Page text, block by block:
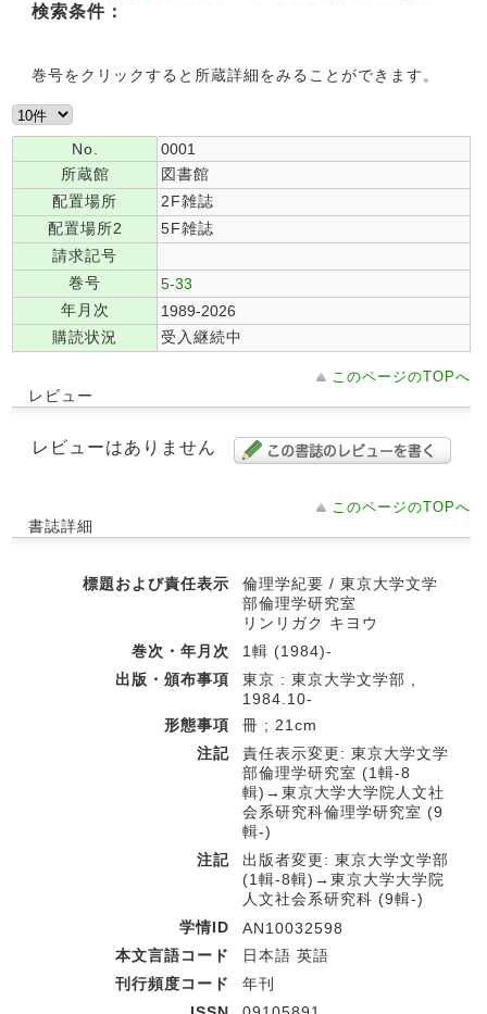
検索条件：
巻号をクリックすると所蔵詳細をみることができます。
No.
0001
所蔵館
図書館
配置場所
2F雑誌
配置場所2
5F雑誌
請求記号
巻号
5-33
年月次
1989-2026
購読状況
受入継続中
このページのTOPへ
レビュー
レビューはありません
このページのTOPへ
書誌詳細
標題および責任表示
倫理学紀要 / 東京大学文学
部倫理学研究室
リンリガク キヨウ
巻次・年月次
1輯 (1984)-
出版・頒布事項
東京 : 東京大学文学部 ,
1984.10-
形態事項
冊 ; 21cm
注記
責任表示変更: 東京大学文学
部倫理学研究室 (1輯-8
輯)→東京大学大学院人文社
会系研究科倫理学研究室 (9
輯-)
注記
出版者変更: 東京大学文学部
(1輯-8輯)→東京大学大学院
人文社会系研究科 (9輯-)
学情ID
AN10032598
本文言語コード
日本語 英語
刊行頻度コード
年刊